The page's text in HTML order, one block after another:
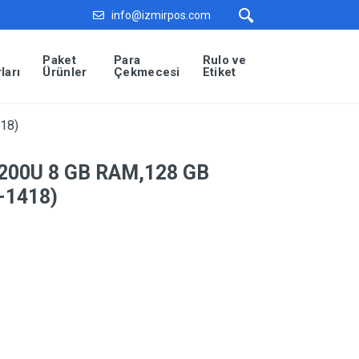
info@izmirpos.com
Paket
Ürünler
Para
Çekmecesi
Rulo ve
Etiket
8 GB RAM,128 GB
1418)